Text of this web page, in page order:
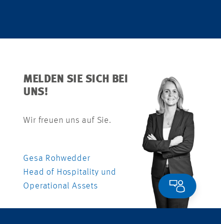
MELDEN SIE SICH BEI
UNS!
Wir freuen uns auf Sie.
Gesa Rohwedder
Head of Hospitality und
Operational Assets